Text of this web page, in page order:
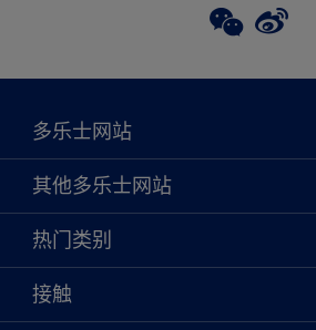
多乐士网站
关于我们
联系我们
查找店铺
其他多乐士网站
焕新服务
多乐士专业
天猫官方旗舰店
热门类别
颜色
产品
接触